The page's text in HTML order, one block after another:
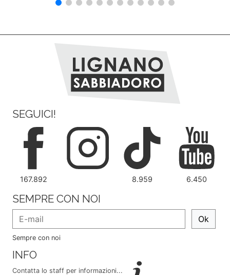
SEGUICI!
167.892 8.959 6.450
SEMPRE CON NOI
Ok
Sempre con noi
INFO
Contatta lo staff per informazioni...